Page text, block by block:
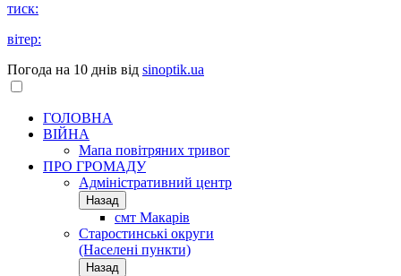
тиск:
вітер:
Погода на 10 днів від sinoptik.ua
ГОЛОВНА
ВІЙНА
Мапа повітряних тривог
ПРО ГРОМАДУ
Aдміністративний центр
Назад
смт Макарів
Старостинські округи
(Населені пункти)
Назад